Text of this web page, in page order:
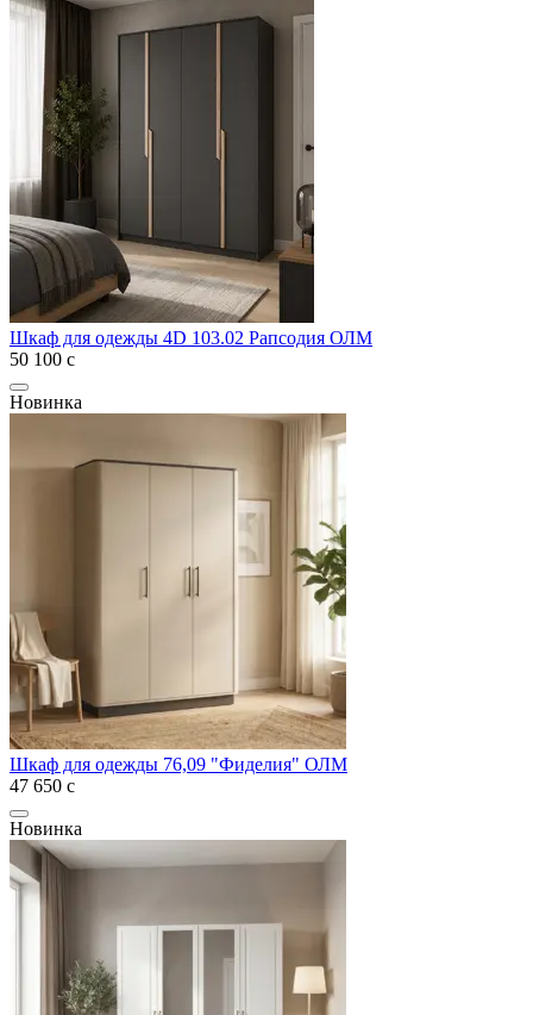
Шкаф для одежды 4D 103.02 Рапсодия ОЛМ
50 100 с
Новинка
Шкаф для одежды 76,09 "Фиделия" ОЛМ
47 650 с
Новинка